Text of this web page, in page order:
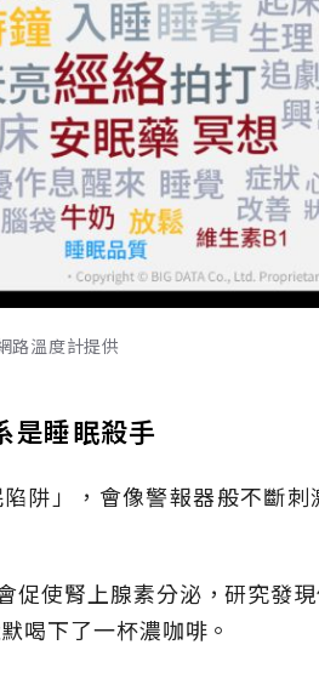
路溫度計提供
是睡眠殺手
阱」，會像警報器般不斷
促使腎上腺素分泌，研究發
喝下了一杯濃咖啡。